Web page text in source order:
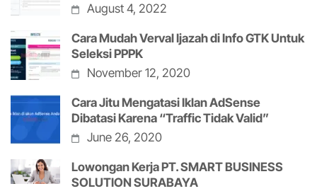
August 4, 2022
Cara Mudah Verval Ijazah di Info GTK Untuk
Seleksi PPPK
November 12, 2020
Cara Jitu Mengatasi Iklan AdSense
Dibatasi Karena “Traffic Tidak Valid”
June 26, 2020
Lowongan Kerja PT. SMART BUSINESS
SOLUTION SURABAYA